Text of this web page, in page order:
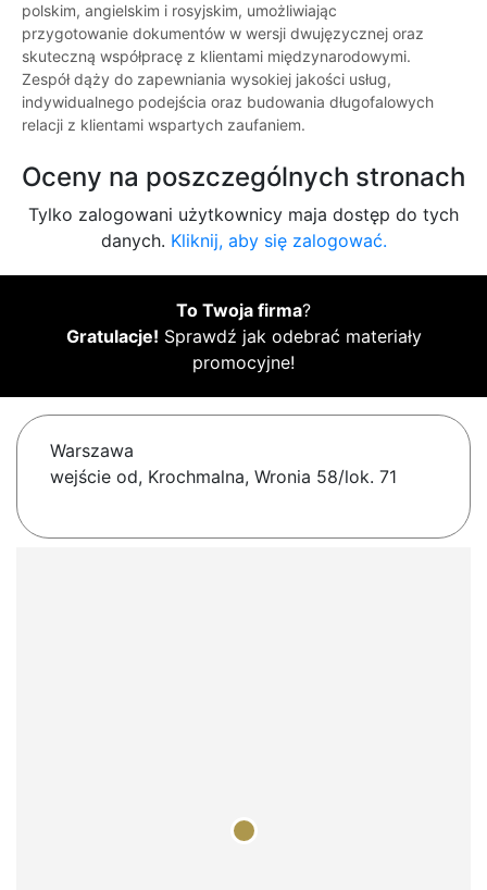
polskim, angielskim i rosyjskim, umożliwiając
przygotowanie dokumentów w wersji dwujęzycznej oraz
skuteczną współpracę z klientami międzynarodowymi.
Zespół dąży do zapewniania wysokiej jakości usług,
indywidualnego podejścia oraz budowania długofalowych
relacji z klientami wspartych zaufaniem.
Oceny na poszczególnych stronach
Tylko zalogowani użytkownicy maja dostęp do tych
danych. Kliknij, aby się zalogować.
To Twoja firma?
Gratulacje! Sprawdź jak odebrać materiały
promocyjne!
Warszawa
wejście od, Krochmalna, Wronia 58/lok. 71